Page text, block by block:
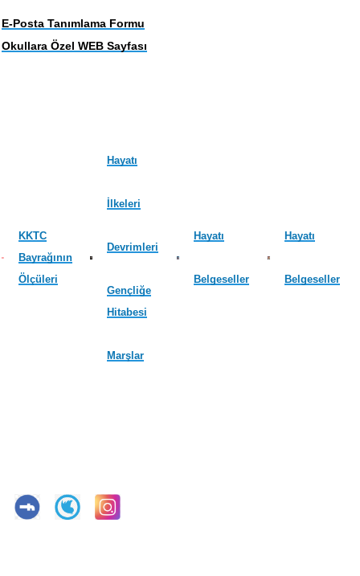
E-Posta Tanımlama Formu
Okullara Özel WEB Sayfası
KKTC
Bayrağının
Ölçüleri
Hayatı
İlkeleri
Devrimleri
Gençliğe
Hitabesi
Marşlar
Hayatı
Belgeseller
Hayatı
Belgeseller